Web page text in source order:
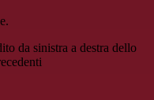
da sinistra a destra dello